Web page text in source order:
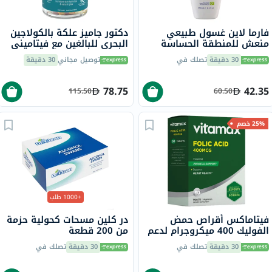
فارما لاين غسول طبيعي
منعش للمنطقة الحساسة
للنساء 250 مل30 دقيقة تصلك في
42.35
60.50
دكتور جاميز علكة بالكولاجين
البحري للبالغين مع فيتاميني
ج وهـ، حزمة من 60
توصيل مجاني30 دقيقة
78.75
115.50
25% خصم
فيتاماكس أقراص حمض
الفوليك 400 ميكروجرام لدعم
ما قبل الولادة ووظائف القلب
الصحية حزمة من 60
30 دقيقة تصلك في
+1000 طلب
در كلين مسحات كحولية حزمة
من 200 قطعة
30 دقيقة تصلك في